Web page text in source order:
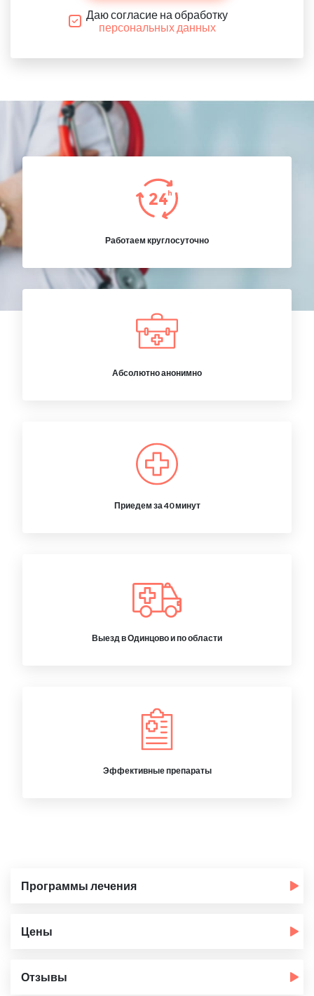
Даю согласие на обработку
персональных данных
Работаем круглосуточно
Абсолютно анонимно
Приедем за 40 минут
Выезд в Одинцово и по области
Эффективные препараты
Программы лечения
Цены
Отзывы